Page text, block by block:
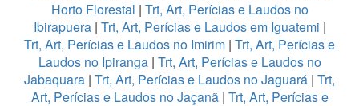
Horto Florestal | Trt, Art, Perícias e Laudos no
Ibirapuera| Trt, Art, Perícias e Laudos em Iguatemi |
Trt, Art, Perícias e Laudos no Imirim | Trt, Art, Perícias e
Laudos no Ipiranga| Trt, Art, Perícias e Laudos no
Jabaquara | Trt, Art, Perícias e Laudos no Jaguará | Trt,
Art, Perícias e Laudos no Jaçanã| Trt, Art, Perícias e